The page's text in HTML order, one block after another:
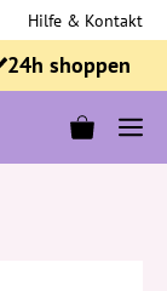
Hilfe & Kontakt
24h shoppen